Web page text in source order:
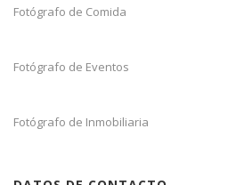
Fotógrafo de Comida
Fotógrafo de Eventos
Fotógrafo de Inmobiliaria